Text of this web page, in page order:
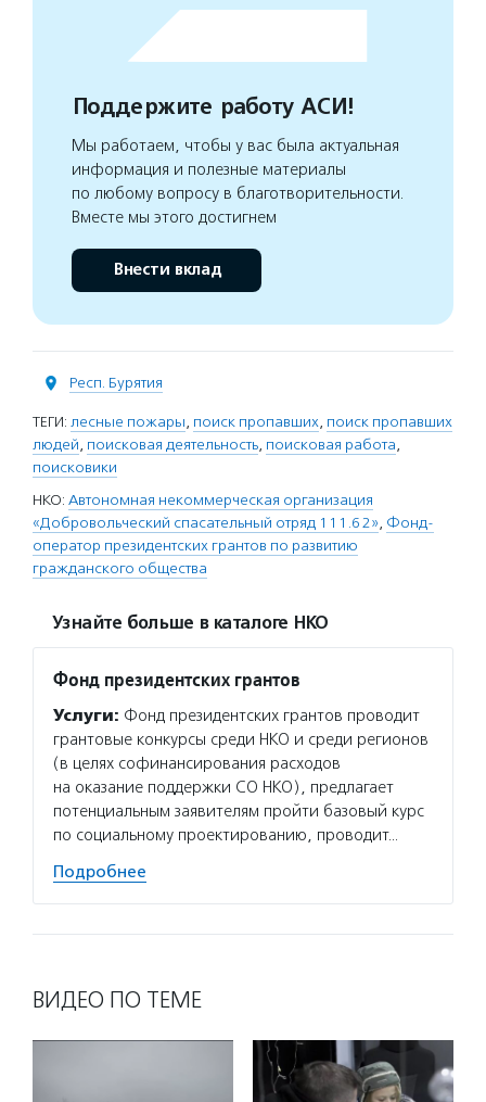
Поддержите работу АСИ!
Мы работаем, чтобы у вас была актуальная
информация и полезные материалы
по любому вопросу в благотворительности.
Вместе мы этого достигнем
Внести вклад
Респ. Бурятия
ТЕГИ: лесные пожары, поиск пропавших, поиск пропавших
людей, поисковая деятельность, поисковая работа,
поисковики
НКО: Автономная некоммерческая организация
«Добровольческий спасательный отряд 111.62», Фонд-
оператор президентских грантов по развитию
гражданского общества
Узнайте больше в каталоге НКО
Фонд президентских грантов
Услуги: Фонд президентских грантов проводит
грантовые конкурсы среди НКО и среди регионов
(в целях софинансирования расходов
на оказание поддержки СО НКО), предлагает
потенциальным заявителям пройти базовый курс
по социальному проектированию, проводит…
Подробнее
ВИДЕО ПО ТЕМЕ